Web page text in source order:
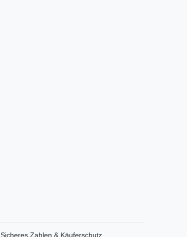
Sicheres Zahlen & Käuferschutz